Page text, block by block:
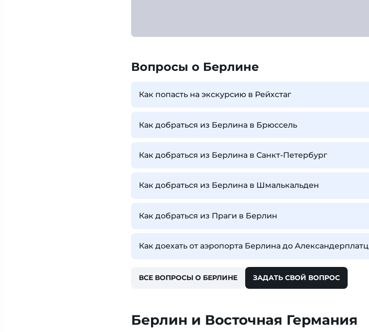
Вопросы о Берлине
Как попасть на экскурсию в Рейхстаг
Как добраться из Берлина в Брюссель
Как добраться из Берлина в Санкт-Петербург
Как добраться из Берлина в Шмалькальден
Как добраться из Праги в Берлин
Как доехать от аэропорта Берлина до Александерплатц
ВСЕ ВОПРОСЫ О БЕРЛИНЕ ЗАДАТЬ СВОЙ ВОПРОС
Берлин и Восточная Германия